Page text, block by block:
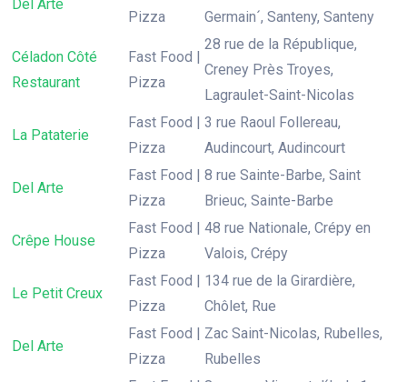
Del Arte
Pizza Germain´, Santeny, Santeny
Céladon Côté
Restaurant
Fast Food |
Pizza
28 rue de la République,
Creney Près Troyes,
Lagraulet-Saint-Nicolas
La Pataterie
Fast Food |
Pizza
3 rue Raoul Follereau,
Audincourt, Audincourt
Del Arte
Fast Food |
Pizza
8 rue Sainte-Barbe, Saint
Brieuc, Sainte-Barbe
Crêpe House
Fast Food |
Pizza
48 rue Nationale, Crépy en
Valois, Crépy
Le Petit Creux
Fast Food |
Pizza
134 rue de la Girardière,
Chôlet, Rue
Del Arte
Fast Food |
Pizza
Zac Saint-Nicolas, Rubelles,
Rubelles